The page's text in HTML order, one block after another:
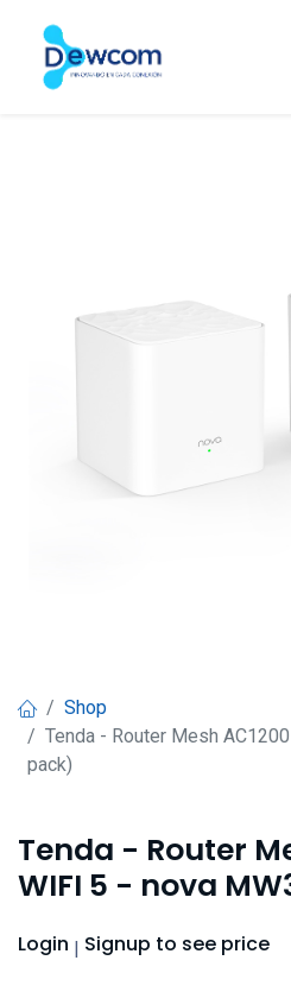
Shop
Tenda - Router Mesh
pack)
Tenda - Router
WIFI 5 - nova
Login | Signup to see price